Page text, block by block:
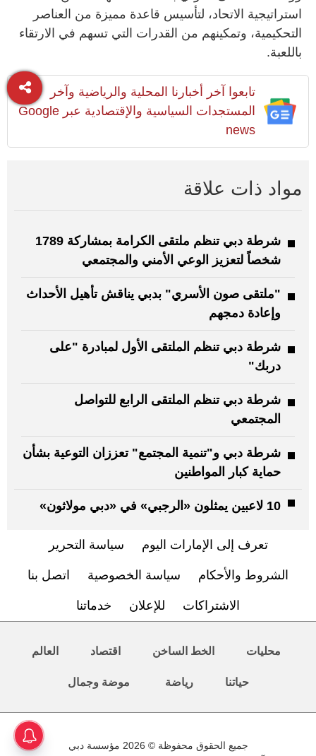
استراتيجية الاتحاد، لتأسيس قاعدة مميزة من العناصر
التحكيمية، وتمكينهم من القدرات التي تسهم في الارتقاء
باللعبة.
تابعوا آخر أخبارنا المحلية والرياضية وآخر
المستجدات السياسية والإقتصادية عبر Google
news
مواد ذات علاقة
شرطة دبي تنظم ملتقى الكرامة بمشاركة 1789
شخصاً لتعزيز الوعي الأمني والمجتمعي
"ملتقى صون الأسري" بدبي يناقش تأهيل الأحداث
وإعادة دمجهم
شرطة دبي تنظم الملتقى الأول لمبادرة "على
دربك"
شرطة دبي تنظم الملتقى الرابع للتواصل
المجتمعي
شرطة دبي و"تنمية المجتمع" تعززان التوعية بشأن
حماية كبار المواطنين
10 لاعبين يمثلون «الرجبي» في «دبي مولاثون»
تعرف إلى الإمارات اليوم سياسة التحرير
الشروط والأحكام سياسة الخصوصية اتصل بنا
الاشتراكات للإعلان خدماتنا
محليات الخط الساخن اقتصاد العالم
حياتنا رياضة موضة وجمال
جميع الحقوق محفوظة © 2026 مؤسسة دبي